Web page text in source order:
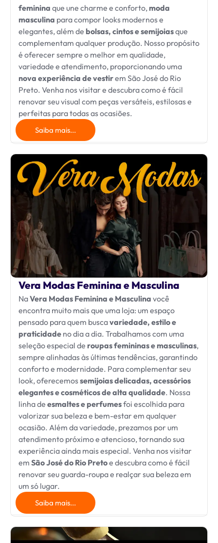
feminina que une charme e conforto, moda
masculina para compor looks modernos e
elegantes, além de bolsas, cintos e semijoiasque
complementam qualquer produção. Nosso propósito
é oferecer sempre o melhor em qualidade,
variedade e atendimento, proporcionando uma
nova experiência de vestirem São José do Rio
Preto. Venha nos visitar e descubra como é fácil
renovar seu visual com peças versáteis, estilosas e
perfeitas para todas as ocasiões.
Saiba mais...
Vera Modas Feminina e Masculina
NaVera Modas Feminina e Masculina você
encontra muito mais que uma loja: um espaço
pensado para quem buscavariedade, estilo e
praticidadeno dia a dia. Trabalhamos com uma
seleção especial de roupas femininas e masculinas,
sempre alinhadas às últimas tendências, garantindo
conforto e modernidade. Para complementar seu
look, oferecemossemijoias delicadas, acessórios
elegantes e cosméticos de alta qualidade. Nossa
linha de esmaltes e perfumesfoi escolhida para
valorizar sua beleza e bem-estar em qualquer
ocasião. Além da variedade, prezamos por um
atendimento próximo e atencioso, tornando sua
experiência ainda mais especial. Venha nos visitar
em São José do Rio Pretoe descubra como é fácil
renovar seu guarda-roupa e realçar sua beleza em
um só lugar.
Saiba mais...